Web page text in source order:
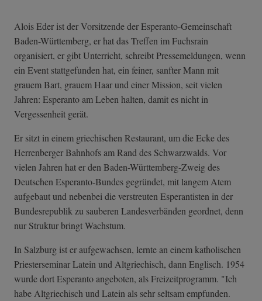
Alois Eder ist der Vorsitzende der Esperanto-Gemeinschaft
Baden-Württemberg, er hat das Treffen im Fuchsrain
organisiert, er gibt Unterricht, schreibt Pressemeldungen, wenn
ein Event stattgefunden hat, ein feiner, sanfter Mann mit
grauem Bart, grauem Haar und einer Mission, seit vielen
Jahren: Esperanto am Leben halten, damit es nicht in
Vergessenheit gerät.
Er sitzt in einem griechischen Restaurant, um die Ecke des
Herrenberger Bahnhofs am Rand des Schwarzwalds. Vor
vielen Jahren hat er den Baden-Württemberg-Zweig des
Deutschen Esperanto-Bundes gegründet, mit langem Atem
aufgebaut und nebenbei die verstreuten Esperantisten in der
Bundesrepublik zu sauberen Landesverbänden geordnet, denn
nur Struktur bringt Wachstum.
In Salzburg ist er aufgewachsen, lernte an einem katholischen
Priesterseminar Latein und Altgriechisch, dann Englisch. 1954
wurde dort Esperanto angeboten, als Freizeitprogramm. "Ich
habe Altgriechisch und Latein als sehr seltsam empfunden.